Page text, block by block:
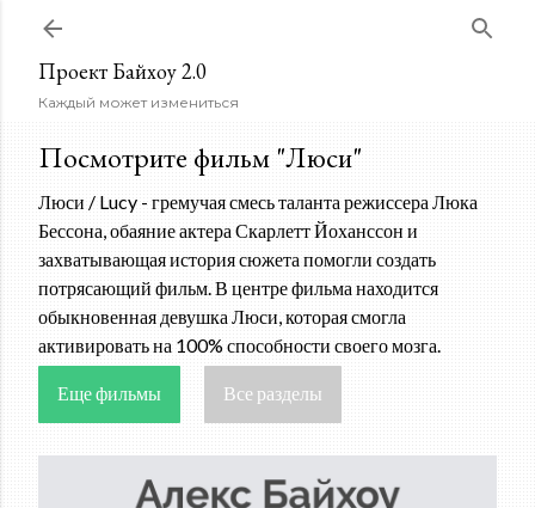
Проект Байхоу 2.0
Каждый может измениться
Посмотрите фильм "Люси"
Люси / Lucy - гремучая смесь таланта режиссера Люка
Бессона, обаяние актера Скарлетт Йоханссон и
захватывающая история сюжета помогли создать
потрясающий фильм. В центре фильма находится
обыкновенная девушка Люси, которая смогла
активировать на 100% способности своего мозга.
Еще фильмы Все разделы